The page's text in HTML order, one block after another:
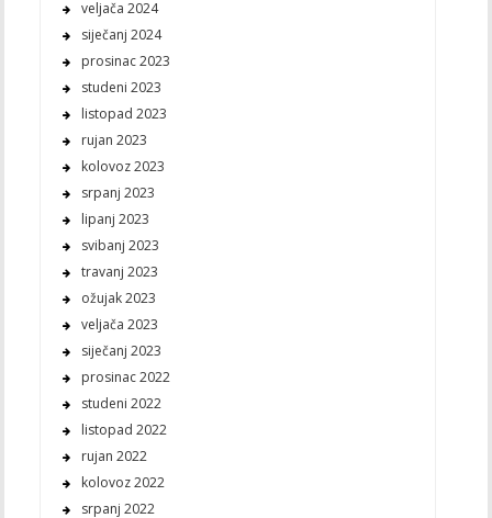
veljača 2024
siječanj 2024
prosinac 2023
studeni 2023
listopad 2023
rujan 2023
kolovoz 2023
srpanj 2023
lipanj 2023
svibanj 2023
travanj 2023
ožujak 2023
veljača 2023
siječanj 2023
prosinac 2022
studeni 2022
listopad 2022
rujan 2022
kolovoz 2022
srpanj 2022